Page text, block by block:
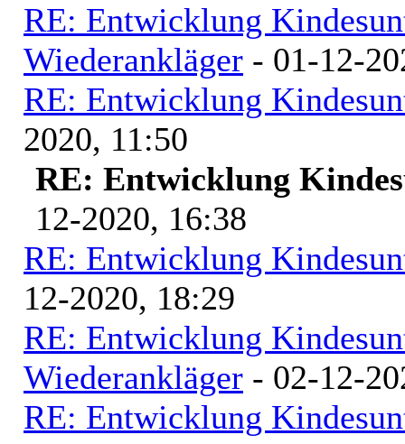
RE: Entwicklung
Wiederankläger - 01-12-
RE: Entwicklung
2020, 11:50
RE: Entwicklung
12-2020, 16:38
RE: Entwicklung
12-2020, 18:29
RE: Entwicklung
Wiederankläger - 02-12-
RE: Entwicklung